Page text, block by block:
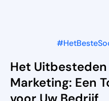
Het
Marketing: Een